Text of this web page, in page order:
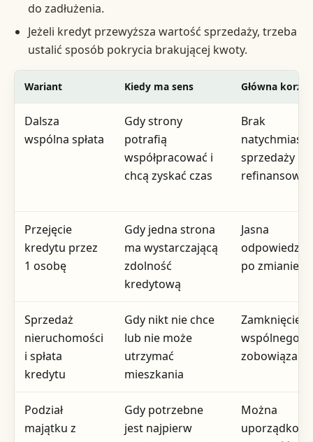
do zadłużenia.
Jeżeli kredyt przewyższa wartość sprzedaży, trzeba
ustalić sposób pokrycia brakującej kwoty.
Wariant Kiedy ma sens Główna
Dalsza
wspólna spłata
Gdy strony
potrafią
współpracować i
chcą zyskać czas
Brak
sprzedaży
Przejęcie
kredytu przez
1 osobę
Gdy jedna strona
ma wystarczającą
zdolność
kredytową
Jasna
po zmianie
Sprzedaż
nieruchomości
i spłata
kredytu
Gdy nikt nie chce
lub nie może
utrzymać
mieszkania
Zamknięcie
wspólnego
Podział
majątku z
Gdy potrzebne
jest najpierw
Można